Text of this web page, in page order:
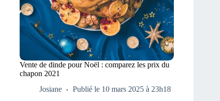
Vente de dinde pour Noël : comparez les prix du
chapon 2021
Josiane
Publié le 10 mars 2025 à 23h18